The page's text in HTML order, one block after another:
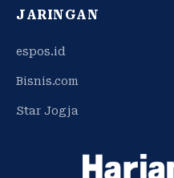
JARINGAN
espos.id
Bisnis.com
Star Jogja